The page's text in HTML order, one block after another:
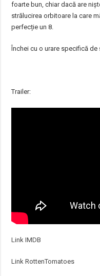
foarte bun, chiar dacă are
strălucirea orbitoare la care
perfecție un 8.
Închei cu o urare specifică de
Trailer:
Link IMDB
Link RottenTomatoes